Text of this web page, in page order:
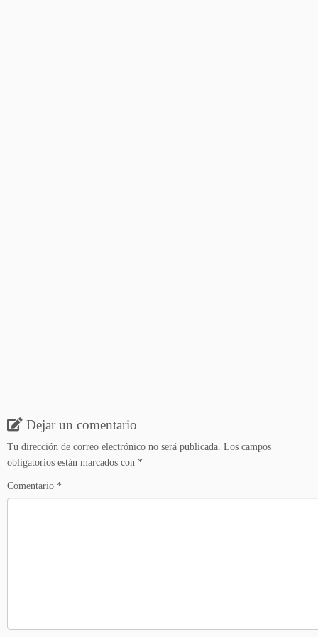
Dejar un comentario
Tu dirección de correo electrónico no será publicada. Los campos
obligatorios están marcados con *
Comentario *